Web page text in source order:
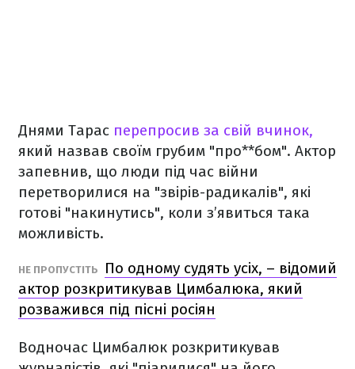
Днями Тарас перепросив за свій вчинок,
який назвав своїм грубим "про**бом". Актор
запевнив, що люди під час війни
перетворилися на "звірів-радикалів", які
готові "накинутись", коли з’явиться така
можливість.
НЕ ПРОПУСТІТЬ
По одному судять усіх, – відомий
актор розкритикував Цимбалюка, який
розважився під пісні росіян
Водночас Цимбалюк розкритикував